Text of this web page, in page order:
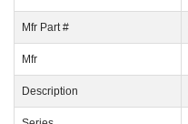
Mfr Part #
Mfr
Description